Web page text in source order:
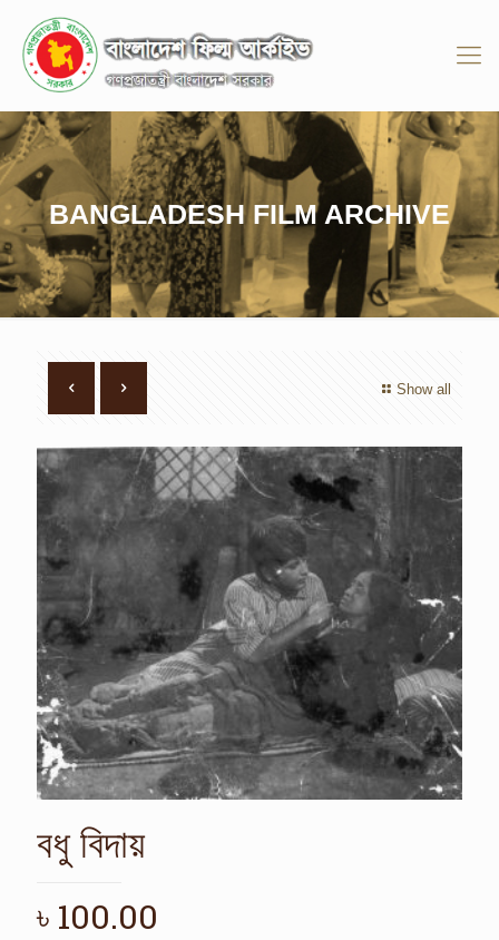
BANGLADESH FILM ARCHIVE
Show all
বধু বিদায়
৳ 100.00